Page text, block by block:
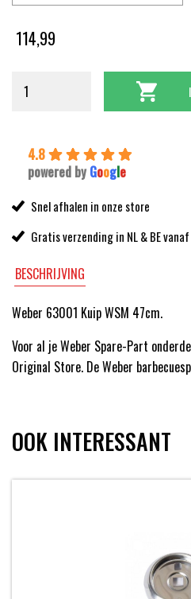
114,99
4.8
powered by Google
Snel afhalen in onze store
Gratis verzending in NL & BE
BESCHRIJVING
Weber 63001 Kuip WSM 47cm.
Voor al je Weber Spare-Part
Original Store. De Weber
OOK INTERESSANT